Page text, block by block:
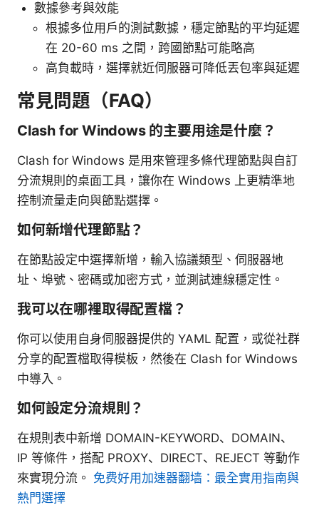
數據參考與效能
根據多位用戶的測試數據，穩定節點的平均延遲
在 20-60 ms 之間，跨國節點可能略高
高負載時，選擇就近伺服器可降低丟包率與延遲
常見問題（FAQ）
Clash for Windows 的主要用途是什麼？
Clash for Windows 是用來管理多條代理節點與自訂
分流規則的桌面工具，讓你在 Windows 上更精準地
控制流量走向與節點選擇。
如何新增代理節點？
在節點設定中選擇新增，輸入協議類型、伺服器地
址、埠號、密碼或加密方式，並測試連線穩定性。
我可以在哪裡取得配置檔？
你可以使用自身伺服器提供的 YAML 配置，或從社群
分享的配置檔取得模板，然後在 Clash for Windows
中導入。
如何設定分流規則？
在規則表中新增 DOMAIN-KEYWORD、DOMAIN、
IP 等條件，搭配 PROXY、DIRECT、REJECT 等動作
來實現分流。 免费好用加速器翻墙：最全實用指南與
熱門選擇